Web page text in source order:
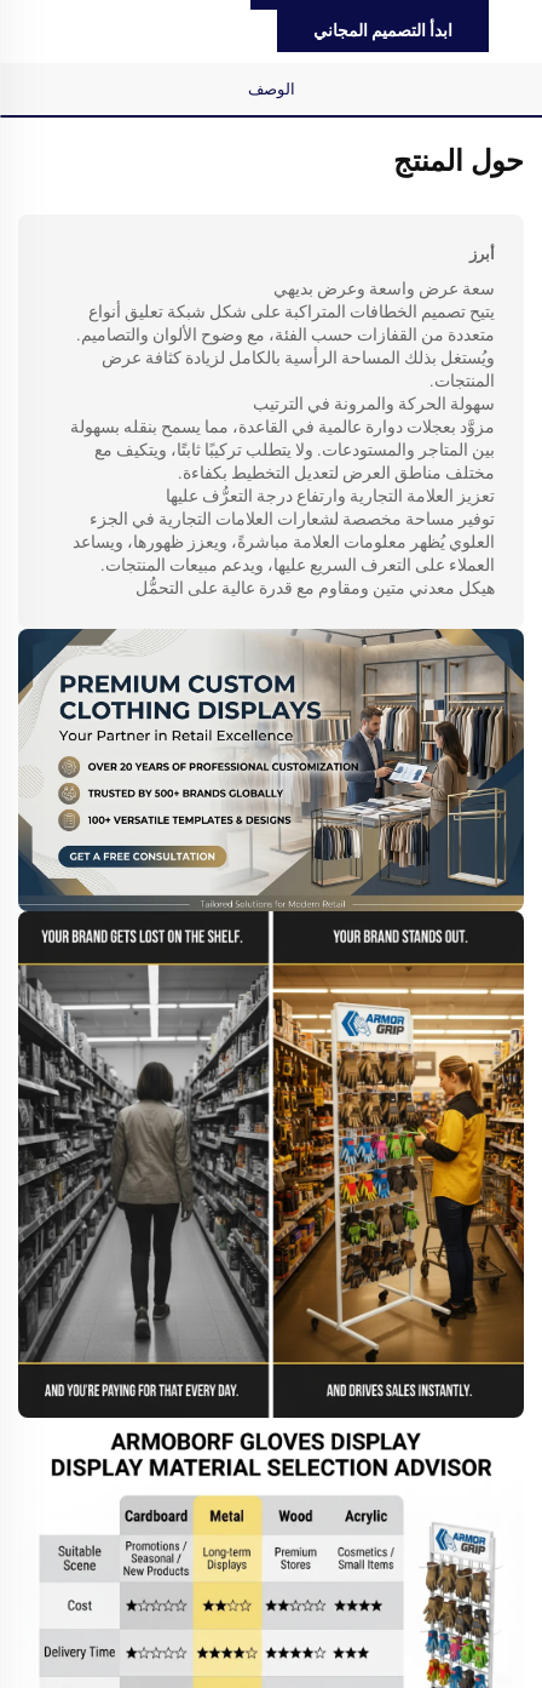
ابدأ التصميم المجاني
الوصف
حول المنتج
أبرز
سعة عرض واسعة وعرض بديهي
يتيح تصميم الخطافات المتراكبة على شكل شبكة تعليق أنواع
متعددة من القفازات حسب الفئة، مع وضوح الألوان والتصاميم.
ويُستغل بذلك المساحة الرأسية بالكامل لزيادة كثافة عرض
المنتجات.
سهولة الحركة والمرونة في الترتيب
مزوَّد بعجلات دوارة عالمية في القاعدة، مما يسمح بنقله بسهولة
بين المتاجر والمستودعات. ولا يتطلب تركيبًا ثابتًا، ويتكيف مع
مختلف مناطق العرض لتعديل التخطيط بكفاءة.
تعزيز العلامة التجارية وارتفاع درجة التعرُّف عليها
توفير مساحة مخصصة لشعارات العلامات التجارية في الجزء
العلوي يُظهر معلومات العلامة مباشرةً، ويعزز ظهورها، ويساعد
العملاء على التعرف السريع عليها، ويدعم مبيعات المنتجات.
هيكل معدني متين ومقاوم مع قدرة عالية على التحمُّل